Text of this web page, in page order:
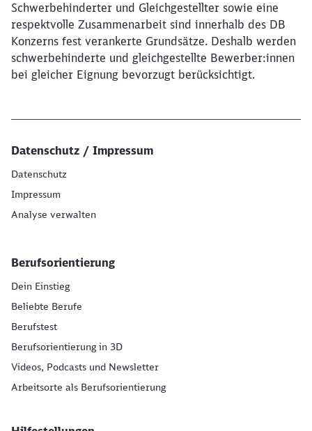
Schwerbehinderter und Gleichgestellter sowie eine
respektvolle Zusammenarbeit sind innerhalb des DB
Konzerns fest verankerte Grundsätze. Deshalb werden
schwerbehinderte und gleichgestellte Bewerber:innen
bei gleicher Eignung bevorzugt berücksichtigt.
Datenschutz / Impressum
Datenschutz
Impressum
Analyse verwalten
Berufsorientierung
Dein Einstieg
Beliebte Berufe
Berufstest
Berufsorientierung in 3D
Videos, Podcasts und Newsletter
Arbeitsorte als Berufsorientierung